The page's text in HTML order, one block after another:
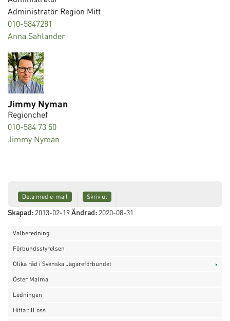
Administratör Region Mitt
010-5847281
Anna Sahlander
Jimmy Nyman
Regionchef
010-584 73 50
Jimmy Nyman
Dela med e-mail Skriv ut
Skapad: 2013-02-19Ändrad: 2020-08-31
Valberedning
Förbundsstyrelsen
Olika råd i Svenska Jägareförbundet
Öster Malma
Ledningen
Hitta till oss